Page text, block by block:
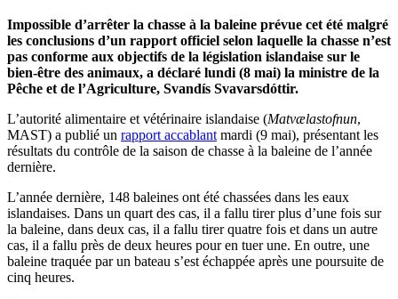
Impossible d’arrêter la chasse à la baleine prévue cet été malgré
les conclusions d’un rapport officiel selon laquelle la chasse n’est
pas conforme aux objectifs de la législation islandaise sur le
bien-être des animaux, a déclaré lundi (8 mai) la ministre de la
Pêche et de l’Agriculture, Svandís Svavarsdóttir.
L’autorité alimentaire et vétérinaire islandaise (Matvælastofnun,
MAST) a publié un rapport accablant mardi (9 mai), présentant les
résultats du contrôle de la saison de chasse à la baleine de l’année
dernière.
L’année dernière, 148 baleines ont été chassées dans les eaux
islandaises. Dans un quart des cas, il a fallu tirer plus d’une fois sur
la baleine, dans deux cas, il a fallu tirer quatre fois et dans un autre
cas, il a fallu près de deux heures pour en tuer une. En outre, une
baleine traquée par un bateau s’est échappée après une poursuite de
cinq heures.